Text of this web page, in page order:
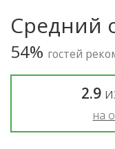
Средний
54% гостей
2.9
на